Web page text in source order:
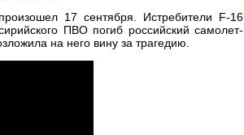
17 сентября. Истребители F-16
ПВО погиб российский самолет-
на него вину за трагедию.